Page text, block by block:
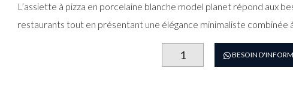
L’assiette à pizza en porcelaine blanche model planet répond aux
restaurants tout en présentant une élégance minimaliste combinée
quantitéBESOIN